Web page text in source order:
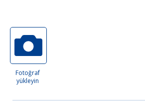
Fotoğraf
yükleyin